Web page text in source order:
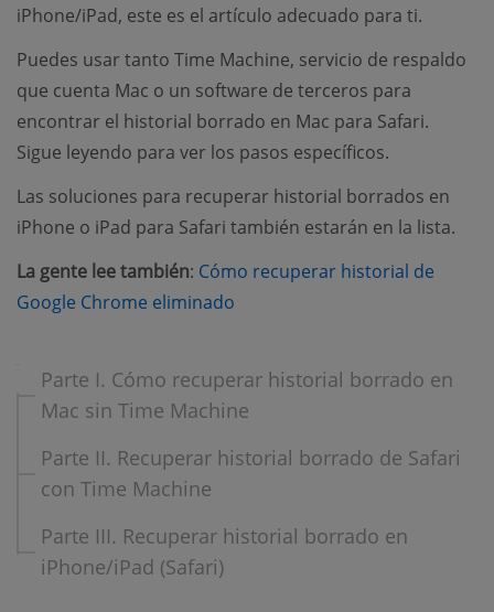
iPhone/iPad, este es el artículo adecuado para ti.
Puedes usar tanto Time Machine, servicio de respaldo
que cuenta Mac o un software de terceros para
encontrar el historial borrado en Mac para Safari.
Sigue leyendo para ver los pasos específicos.
Las soluciones para recuperar historial borrados en
iPhone o iPad para Safari también estarán en la lista.
La gente lee también: Cómo recuperar historial de
Google Chrome eliminado
Parte I. Cómo recuperar historial borrado en
Mac sin Time Machine
Parte II. Recuperar historial borrado de Safari
con Time Machine
Parte III. Recuperar historial borrado en
iPhone/iPad (Safari)